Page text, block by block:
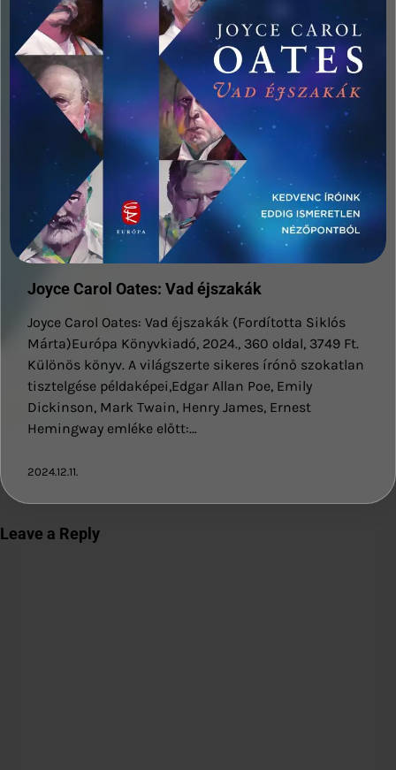
Joyce Carol Oates: Vad éjszakák
Joyce Carol Oates: Vad éjszakák (Fordította Siklós
Márta)Európa Könyvkiadó, 2024., 360 oldal, 3749 Ft.
Különös könyv. A világszerte sikeres írónő szokatlan
tisztelgése példaképei,Edgar Allan Poe, Emily
Dickinson, Mark Twain, Henry James, Ernest
Hemingway emléke előtt:…
2024.12.11.
Leave a Reply